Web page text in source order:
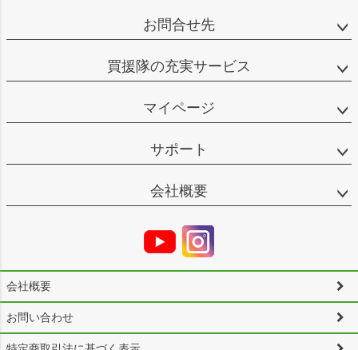
お問合せ先
買援隊の充実サービス
マイページ
サポート
会社概要
会社概要
お問い合わせ